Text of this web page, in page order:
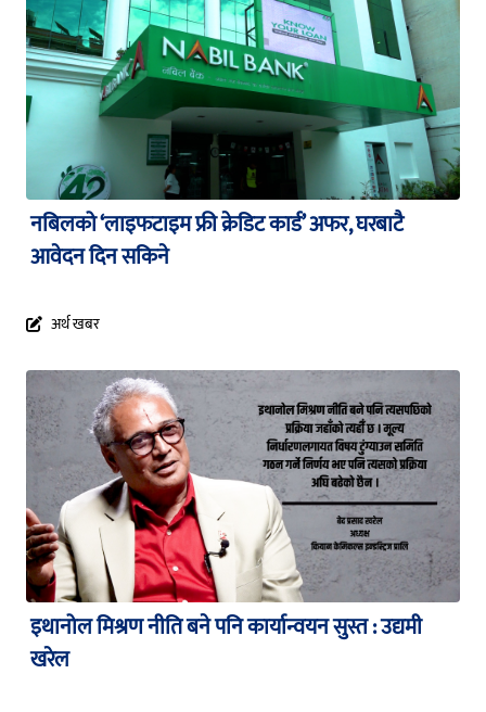
नबिलको ‘लाइफटाइम फ्री क्रेडिट कार्ड’ अफर, घरबाटै
आवेदन दिन सकिने
अर्थ खबर
इथानोल मिश्रण नीति बने पनि कार्यान्वयन सुस्त : उद्यमी
खरेल